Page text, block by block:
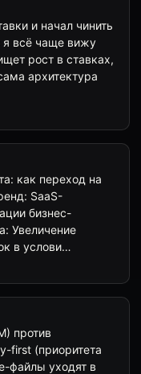
и начал чинить
я всё чаще вижу
рост в ставках,
архитектура
как переход на
SaaS-
бизнес-
Увеличение
в услови…
против
first (приоритета
файлы уходят в